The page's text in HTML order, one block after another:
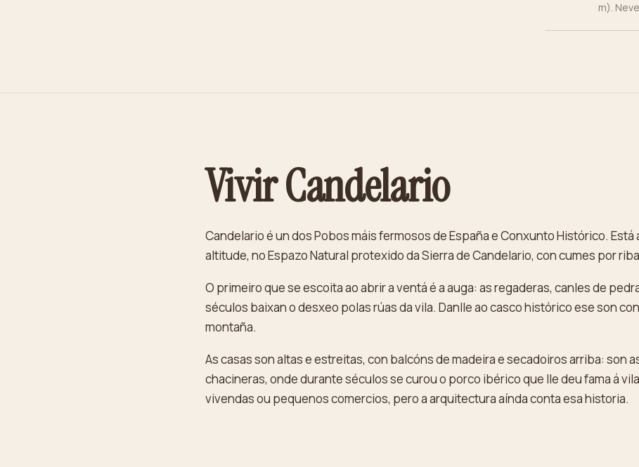
m).
Vivir Candelario
Candelario é un dos Pobos máis fermosos de España e Conxunto Histórico. Está
altitude, no Espazo Natural protexido da Sierra de Candelario, con cumes por
O primeiro que se escoita ao abrir a ventá é a auga: as regaderas, canles de
séculos baixan o desxeo polas rúas da vila. Danlle ao casco histórico ese son
montaña.
As casas son altas e estreitas, con balcóns de madeira e secadoiros arriba: son
chacineras, onde durante séculos se curou o porco ibérico que lle deu fama á
vivendas ou pequenos comercios, pero a arquitectura aínda conta esa historia.